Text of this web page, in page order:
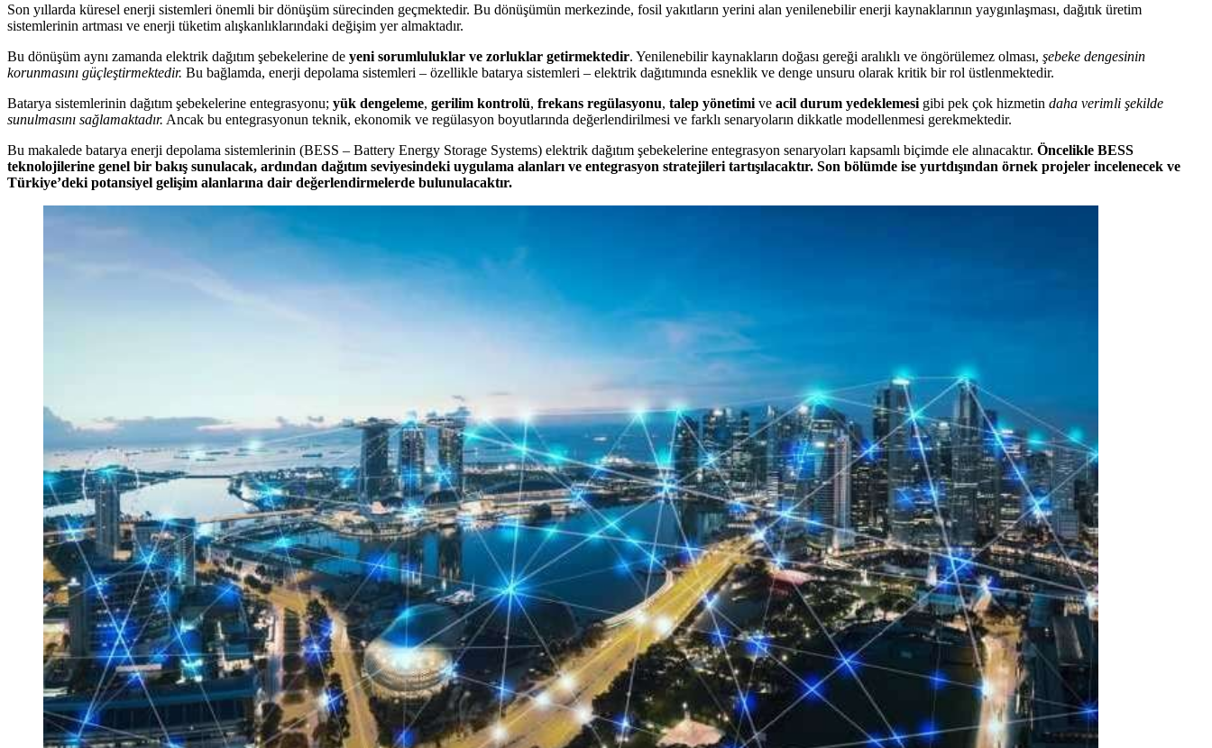
Son yıllarda küresel enerji sistemleri önemli bir dönüşüm sürecinden geçmektedir. Bu dönüşümün merkezinde, fosil yakıtların yerini alan yenilenebilir enerji kaynaklarının yaygınlaşması, dağıtık üretim
sistemlerinin artması ve enerji tüketim alışkanlıklarındaki değişim yer almaktadır.
Bu dönüşüm aynı zamanda elektrik dağıtım şebekelerine de yeni sorumluluklar ve zorluklar getirmektedir. Yenilenebilir kaynakların doğası gereği aralıklı ve öngörülemez olması, şebeke dengesinin
korunmasını güçleştirmektedir. Bu bağlamda, enerji depolama sistemleri – özellikle batarya sistemleri – elektrik dağıtımında esneklik ve denge unsuru olarak kritik bir rol üstlenmektedir.
Batarya sistemlerinin dağıtım şebekelerine entegrasyonu; yük dengeleme, gerilim kontrolü, frekans regülasyonu, talep yönetimi ve acil durum yedeklemesi gibi pek çok hizmetin daha verimli şekilde
sunulmasını sağlamaktadır. Ancak bu entegrasyonun teknik, ekonomik ve regülasyon boyutlarında değerlendirilmesi ve farklı senaryoların dikkatle modellenmesi gerekmektedir.
Bu makalede batarya enerji depolama sistemlerinin (BESS – Battery Energy Storage Systems) elektrik dağıtım şebekelerine entegrasyon senaryoları kapsamlı biçimde ele alınacaktır. Öncelikle BESS
teknolojilerine genel bir bakış sunulacak, ardından dağıtım seviyesindeki uygulama alanları ve entegrasyon stratejileri tartışılacaktır. Son bölümde ise yurtdışından örnek projeler incelenecek ve
Türkiye’deki potansiyel gelişim alanlarına dair değerlendirmelerde bulunulacaktır.